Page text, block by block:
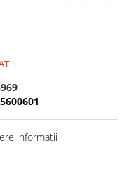
informatii